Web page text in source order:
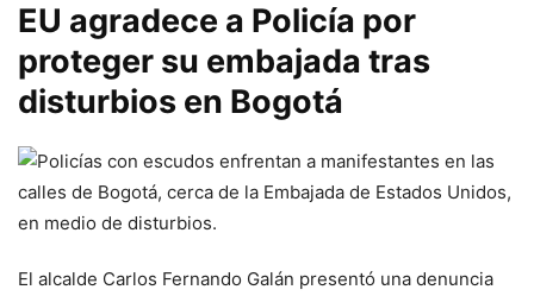
EU agradece a Policía por
proteger su embajada tras
disturbios en Bogotá
El alcalde Carlos Fernando Galán presentó una denuncia